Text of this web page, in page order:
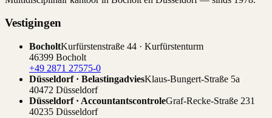
Vestigingen
BocholtKurfürstenstraße 44 · Kurfürstenturm
46399 Bocholt
+49 2871 27575-0
Düsseldorf · BelastingadviesKlaus-Bungert-Straße 5a
40472 Düsseldorf
Düsseldorf · AccountantscontroleGraf-Recke-Straße 231
40235 Düsseldorf